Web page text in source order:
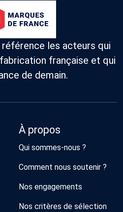
les acteurs qui
française et qui
de demain.
À propos
Qui sommes-nous ?
Comment nous soutenir ?
Nos engagements
Nos critères de sélection